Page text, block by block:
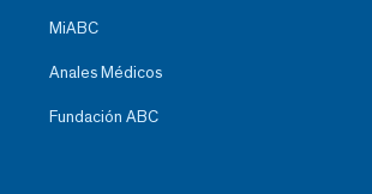
MiABC
Anales Médicos
Fundación ABC